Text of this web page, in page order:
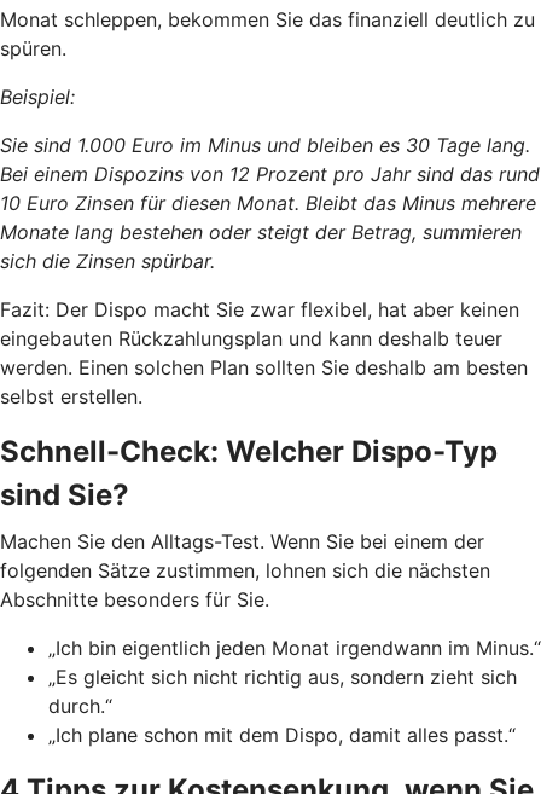
Monat schleppen, bekommen Sie das finanziell deutlich zu
spüren.
Beispiel:
Sie sind 1.000 Euro im Minus und bleiben es 30 Tage lang.
Bei einem Dispozins von 12 Prozent pro Jahr sind das rund
10 Euro Zinsen für diesen Monat. Bleibt das Minus mehrere
Monate lang bestehen oder steigt der Betrag, summieren
sich die Zinsen spürbar.
Fazit: Der Dispo macht Sie zwar flexibel, hat aber keinen
eingebauten Rückzahlungsplan und kann deshalb teuer
werden. Einen solchen Plan sollten Sie deshalb am besten
selbst erstellen.
Schnell-Check: Welcher Dispo-Typ
sind Sie?
Machen Sie den Alltags-Test. Wenn Sie bei einem der
folgenden Sätze zustimmen, lohnen sich die nächsten
Abschnitte besonders für Sie.
„Ich bin eigentlich jeden Monat irgendwann im Minus.“
„Es gleicht sich nicht richtig aus, sondern zieht sich
durch.“
„Ich plane schon mit dem Dispo, damit alles passt.“